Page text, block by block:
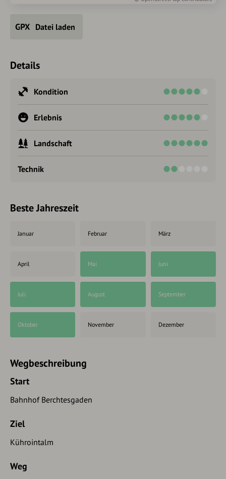
Datei laden
Details
Kondition
Erlebnis
Landschaft
Technik
Beste Jahreszeit
Januar Februar März
April Mai Juni
Juli August September
Oktober November Dezember
Wegbeschreibung
Start
Bahnhof Berchtesgaden
Ziel
Kührointalm
Weg